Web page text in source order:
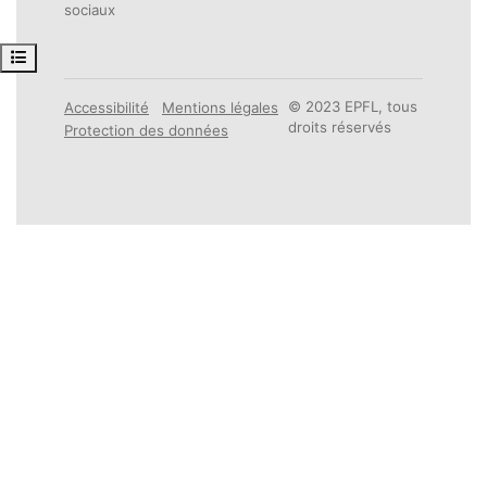
Ouvrir l’index du cours
sociaux
Accessibilité
Mentions légales
Protection des données
© 2023 EPFL, tous
droits réservés